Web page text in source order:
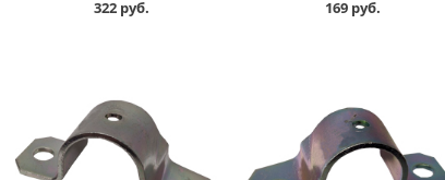
322 руб. 169 руб.